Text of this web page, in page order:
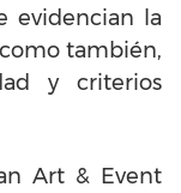
evidencian la
también,
y criterios
Art & Event